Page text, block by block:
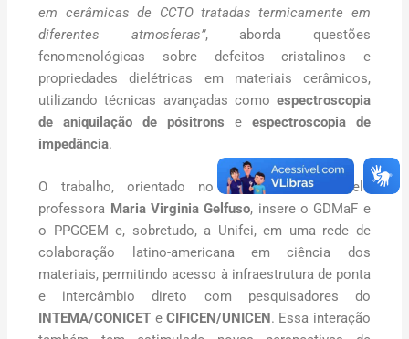
em cerâmicas de CCTO tratadas termicamente em
diferentes atmosferas”, aborda questões
fenomenológicas sobre defeitos cristalinos e
propriedades dielétricas em materiais cerâmicos,
utilizando técnicas avançadas como espectroscopia
de aniquilação de pósitrons e espectroscopia de
impedância.
O trabalho, orientado no PPGCEM/UNIFEI, pela
professora Maria Virginia Gelfuso, insere o GDMaF e
o PPGCEM e, sobretudo, a Unifei, em uma rede de
colaboração latino-americana em ciência dos
materiais, permitindo acesso à infraestrutura de ponta
e intercâmbio direto com pesquisadores do
INTEMA/CONICET e CIFICEN/UNICEN. Essa interação